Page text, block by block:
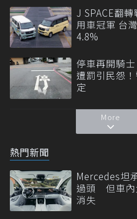
J SPACE翻
用車冠軍 台
4.8%
停車再開騎士
遭罰引民怨
定
More
熱門新聞
Mercedes坦
過頭 但車內
消失